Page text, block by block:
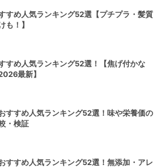
すめ人気ランキング52選【プチプラ・髪質
も！】
すめ人気ランキング52選！【焦げ付かな
最新】
すすめ人気ランキング52選！味や栄養価の
・検証
すすめ人気ランキング52選！無添加・アレ